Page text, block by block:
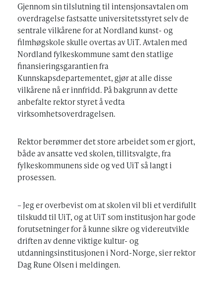
Gjennom sin tilslutning til intensjonsavtalen om
overdragelse fastsatte universitetsstyret selv de
sentrale vilkårene for at Nordland kunst- og
filmhøgskole skulle overtas av UiT. Avtalen med
Nordland fylkeskommune samt den statlige
finansieringsgarantien fra
Kunnskapsdepartementet, gjør at alle disse
vilkårene nå er innfridd. På bakgrunn av dette
anbefalte rektor styret å vedta
virksomhetsoverdragelsen.
Rektor berømmer det store arbeidet som er gjort,
både av ansatte ved skolen, tillitsvalgte, fra
fylkeskommunens side og ved UiT så langt i
prosessen.
– Jeg er overbevist om at skolen vil bli et verdifullt
tilskudd til UiT, og at UiT som institusjon har gode
forutsetninger for å kunne sikre og videreutvikle
driften av denne viktige kultur- og
utdanningsinstitusjonen i Nord-Norge, sier rektor
Dag Rune Olsen i meldingen.